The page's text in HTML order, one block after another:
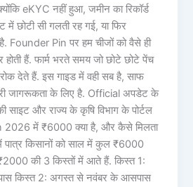
eKYC नहीं हुआ, जमीन का रिकॉर्ड
छोटी सी गलती रह गई, या फिर
Founder Pin पर हम चीजों को वैसे ही
होती हैं. फार्म भरते समय जो छोटे छोटे पेंच
देते हैं. इस गाइड में वही सब है, साफ
जागरूकता के लिए है. Official अपडेट के
साइट और राज्य के कृषि विभाग के पोर्टल
में ₹6000 क्या है, और कैसे मिलता
पात्र किसानों को साल में कुल ₹6000
की 3 किस्तों में आते हैं. किस्त 1:
किस्त 2: अगस्त से नवंबर के आसपास